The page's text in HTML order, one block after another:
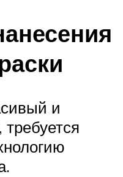
и
требуется